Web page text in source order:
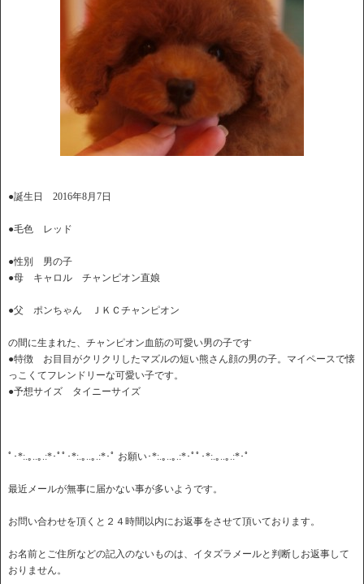
●誕生日 2016年8月7日
●毛色 レッド
●性別 男の子
●母 キャロル チャンピオン直娘
●父 ポンちゃん ＪＫＣチャンピオン
の間に生まれた、チャンピオン血筋の可愛い男の子です
●特徴 お目目がクリクリしたマズルの短い熊さん顔の男の子。マイペースで懐
っこくてフレンドリーな可愛い子です。
●予想サイズ タイニーサイズ
ﾟ･*:.｡..｡.:*･ﾟﾟ･*:.｡..｡.:*･ﾟ お願い･*:.｡..｡.:*･ﾟﾟ･*:.｡..｡.:*･ﾟ
最近メールが無事に届かない事が多いようです。
お問い合わせを頂くと２４時間以内にお返事をさせて頂いております。
お名前とご住所などの記入のないものは、イタズラメールと判断しお返事して
おりません。